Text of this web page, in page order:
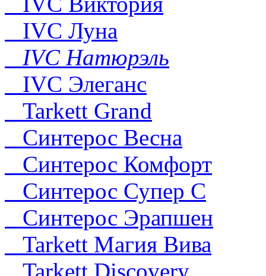
IVC Луна
IVC Натюрэль
IVC Элеганс
Tarkett Grand
Синтерос Весна
Синтерос Комфорт
Синтерос Супер С
Синтерос Эрапшен
Tarkett Магия Вива